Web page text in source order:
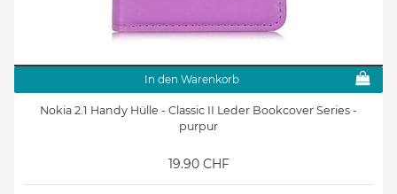
In den Warenkorb
Nokia 2.1 Handy Hülle - Classic II Leder Bookcover Series -
purpur
19.90 CHF